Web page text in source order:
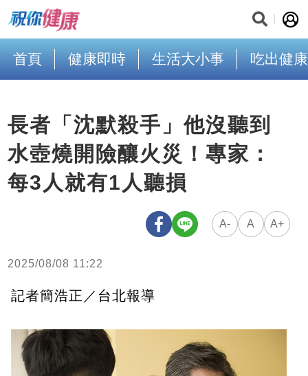
首頁 健康即時 生活大小事 吃出健康
長者「沈默殺手」他沒聽到
水壺燒開險釀火災！專家：
每3人就有1人聽損
A- A A+
2025/08/08 11:22
記者簡浩正／台北報導